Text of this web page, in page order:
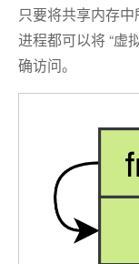
只要将共享内存
进程都可以将 “虚
确访问。